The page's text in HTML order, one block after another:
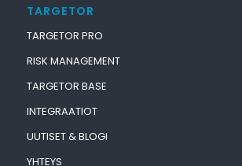
TARGETOR
TARGETOR PRO
RISK MANAGEMENT
TARGETOR BASE
INTEGRAATIOT
UUTISET & BLOGI
YHTEYS